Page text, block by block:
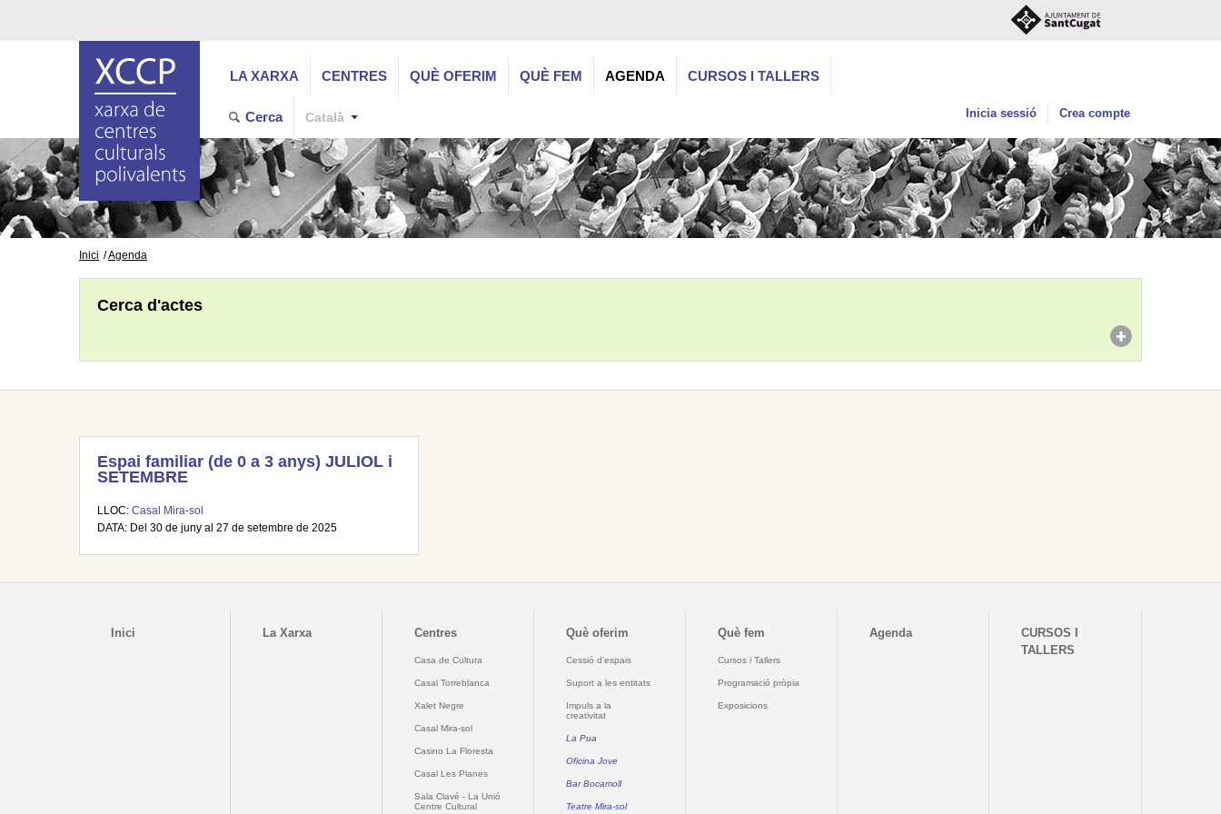
LA XARXA CENTRES QUÈ OFERIM QUÈ FEM AGENDA CURSOS I TALLERS
Cerca Català Inicia sessió Crea compte
Inici Agenda
Cerca d'actes
Espai familiar (de 0 a 3 anys) JULIOL i
SETEMBRE
LLOC: Casal Mira-sol
DATA: Del 30 de juny al 27 de setembre de 2025
Inici La Xarxa Centres
Casa de Cultura
Casal Torreblanca
Xalet Negre
Casal Mira-sol
Casino La Floresta
Casal Les Planes
Sala Clavé - La Unió
Centre Cultural
Què oferim
Cessió d'espais
Suport a les entitats
Impuls a la
creativitat
La Pua
Oficina Jove
Bar Bocamoll
Teatre Mira-sol
Què fem
Cursos i Tallers
Programació pròpia
Exposicions
Agenda
CURSOS I
TALLERS